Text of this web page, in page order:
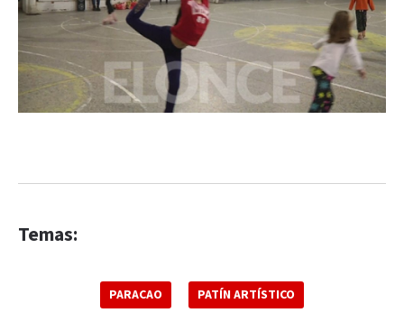
Temas:
PARACAO PATÍN ARTÍSTICO